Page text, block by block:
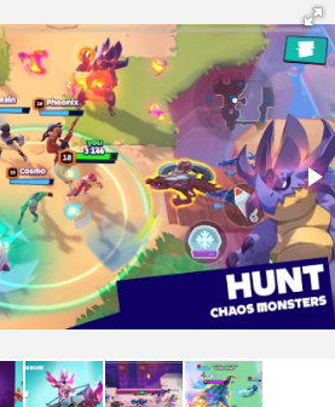
değil, tarzıyla da dikkat
sadece kazanmalarını
şık bir şekilde yapmalarını
kıyafet ve aksesuar ekledi.